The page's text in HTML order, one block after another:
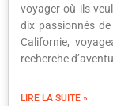
voyager où ils
dix passionnés
Californie,
recherche
LIRE LA SUITE »